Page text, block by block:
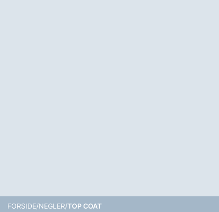
FORSIDE NEGLER TOP COAT